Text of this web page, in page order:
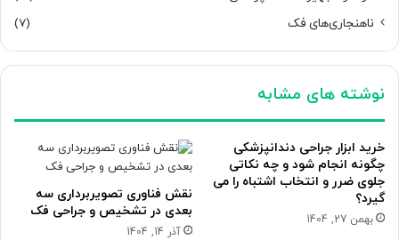
ناهنجاری‌های فک
(7)
نوشته های مشابه
خرید ابزار جراحی دندانپزشکی
چگونه انجام شود و چه نکاتی
جلوی ضرر و انتخاب اشتباه را می
گیرد؟
بهمن 27, 1404
نقش فناوری تصویربرداری سه
بعدی در تشخیص و جراحی فک
آذر 14, 1404